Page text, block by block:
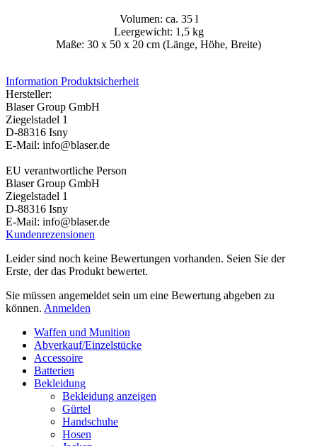
Volumen: ca. 35 l
Leergewicht: 1,5 kg
Maße: 30 x 50 x 20 cm (Länge, Höhe, Breite)
Information Produktsicherheit
Hersteller:
Blaser Group GmbH
Ziegelstadel 1
D-88316 Isny
E-Mail: info@blaser.de
EU verantwortliche Person
Blaser Group GmbH
Ziegelstadel 1
D-88316 Isny
E-Mail: info@blaser.de
Kundenrezensionen
Leider sind noch keine Bewertungen vorhanden. Seien Sie der
Erste, der das Produkt bewertet.
Sie müssen angemeldet sein um eine Bewertung abgeben zu
können. Anmelden
Waffen und Munition
Abverkauf/Einzelstücke
Accessoire
Batterien
Bekleidung
Bekleidung anzeigen
Gürtel
Handschuhe
Hosen